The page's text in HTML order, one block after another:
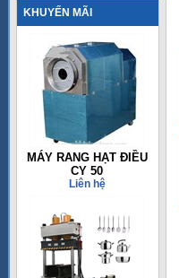
KHUYẾN MÃI
MÁY RANG HẠT ĐIỀU
CY 50
Liên hệ